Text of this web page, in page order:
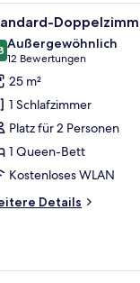
Bild an der Wand.
Minibar,
6
von 10
Außergewöhnlich
12 Bewertungen
(12
Bewertungen)
25 m²
1 Schlafzimmer
Platz für 2 Personen
1 Queen-Bett
Kostenloses WLAN
Details